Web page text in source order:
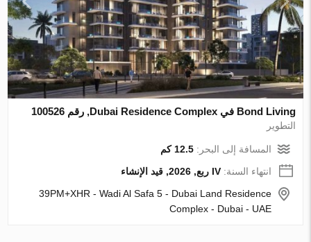
Bond Living في Dubai Residence Complex, رقم 100526
التطوير
المسافة إلى البحر:12.5 كم
انتهاء السنة:IV ربع, 2026, قيد الإنشاء
39PM+XHR - Wadi Al Safa 5 - Dubai Land Residence
Complex - Dubai - UAE